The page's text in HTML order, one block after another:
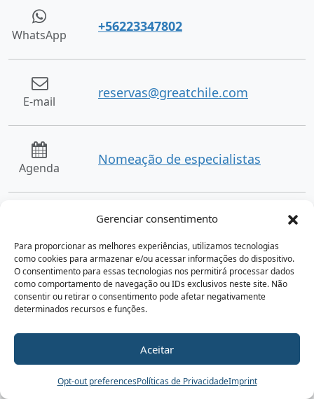
Gerenciar consentimento
Para proporcionar as melhores experiências, utilizamos tecnologias
como cookies para armazenar e/ou acessar informações do dispositivo.
O consentimento para essas tecnologias nos permitirá processar dados
como comportamento de navegação ou IDs exclusivos neste site. Não
consentir ou retirar o consentimento pode afetar negativamente
determinados recursos e funções.
Aceitar
Opt-out preferencesPolíticas de PrivacidadeImprint
Reservar
WhatsApp
+56223347802
E-mail
reservas@greatchile.com
Agenda
Nomeação de especialistas
Other services you might like
Programas e passeios